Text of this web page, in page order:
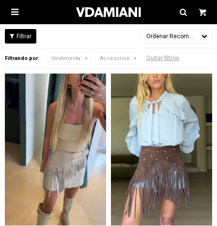

Recomendados
Filtrando por: Vestimenta Accesorios Quitar filtros